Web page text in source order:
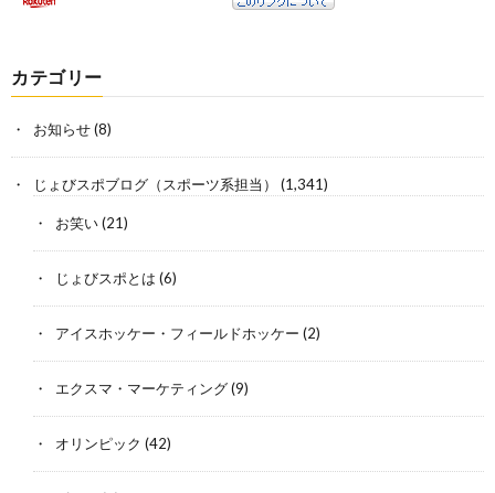
カテゴリー
お知らせ(8)
じょびスポブログ（スポーツ系担当） (1,341)
お笑い(21)
じょびスポとは (6)
アイスホッケー・フィールドホッケー (2)
エクスマ・マーケティング(9)
オリンピック (42)